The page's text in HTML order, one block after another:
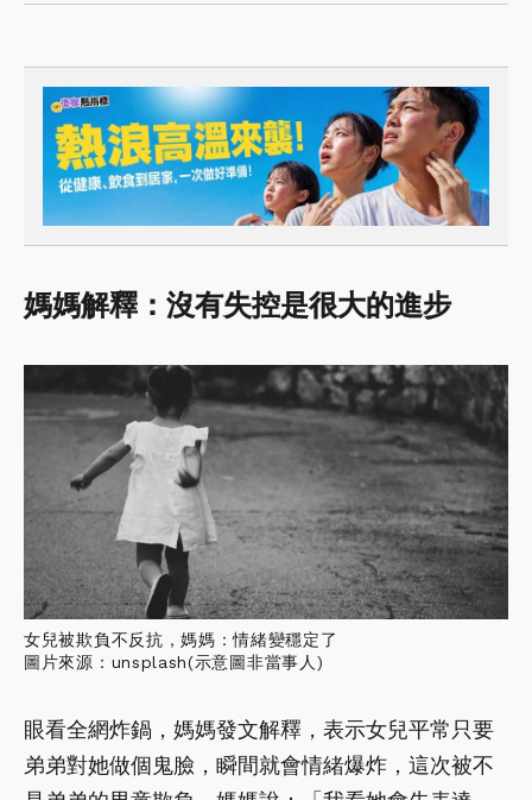
媽媽解釋：沒有失控是很大的進步
女兒被欺負不反抗，媽媽：情緒變穩定了
圖片來源：unsplash(示意圖非當事人)
眼看全網炸鍋，媽媽發文解釋，表示女兒平常只要
弟弟對她做個鬼臉，瞬間就會情緒爆炸，這次被不